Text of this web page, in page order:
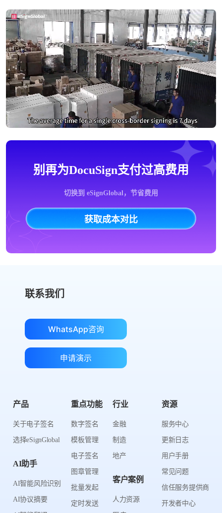
别再为DocuSign支付过高费用
切换到 eSignGlobal，节省费用
获取成本对比
联系我们
WhatsApp咨询
申请演示
产品
关于电子签名
选择eSignGlobal
AI助手
AI智能风险识别
AI协议摘要
重点功能
数字签名
模板管理
电子签名
图章管理
批量发起
定时发送
行业
金融
制造
地产
客户案例
人力资源
资源
服务中心
更新日志
用户手册
常见问题
信任服务提供商
开发者中心